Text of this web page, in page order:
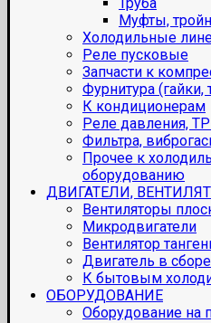
Муфты,
Холодильные
Реле пусковые
Запчасти к
Фурнитура (гайки,
К кондиционерам
Реле давления,
Фильтра,
Прочее к
оборудованию
ДВИГАТЕЛИ,
Вентиляторы
Микродвигатели
Вентилятор
Двигатель в сборе
К бытовым
ОБОРУДОВАНИЕ
Оборудование на